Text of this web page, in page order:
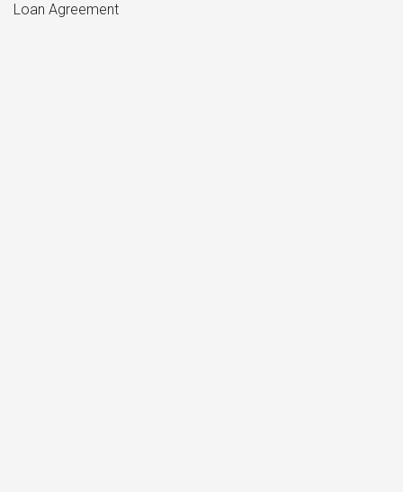
Loan Agreement